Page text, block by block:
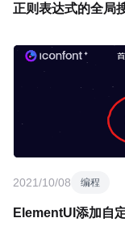
正则表达式的全局
2021/10/08 编程
ElementUI添加自